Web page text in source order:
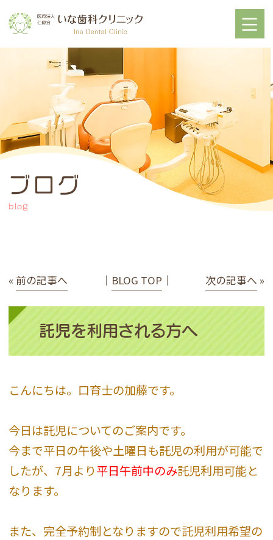
ブログ
blog
« 前の記事へ │ BLOG TOP │ 次の記事へ »
託児を利用される方へ
こんにちは。口育士の加藤です。
今日は託児についてのご案内です。
今まで平日の午後や土曜日も託児の利用が可能で
したが、7月より平日午前中のみ託児利用可能と
なります。
また、完全予約制となりますので託児利用希望の